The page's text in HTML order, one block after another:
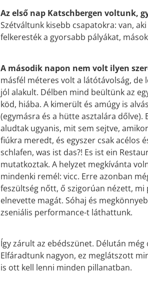
Az első nap Katschbergen voltunk,
Szétváltunk kisebb csapatokra: van,
felkeresték a gyorsabb pályákat,
A második napon nem volt ilyen
másfél méteres volt a látótávolság, de
jól alakult. Délben mind beültünk az
köd, hiába. A kimerült és amúgy is
(egymásra és a hütte asztalára
aludtak ugyanis, mit sem sejtve,
fiúkra meredt, és egyszer csak
schlafen, was ist das?! Es ist ein
mutatkoztak. A helyzet megkívánta
mindenki remél: vicc. Erre azonban
feszültség nőtt, ő szigorúan nézett, mi
elnevette magát. Sóhaj és
zseniális performance-t láthattunk.
Így zárult az ebédszünet. Délután
Elfáradtunk nagyon, ez meglátszott
is ott kell lenni minden pillanatban.